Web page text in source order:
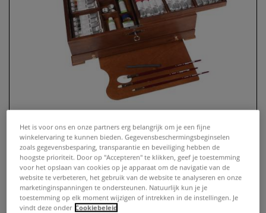
SCHMINCKE MUSSINI®
Edelhoutkist met olieverf
0 Beoordeling
Het is voor ons en onze partners erg belangrijk om je een fijne
winkelervaring te kunnen bieden. Gegevensbeschermingsbeginselen
zoals gegevensbesparing, transparantie en beveiliging hebben de
hoogste prioriteit. Door op "Accepteren" te klikken, geef je toestemming
voor het opslaan van cookies op je apparaat om de navigatie van de
website te verbeteren, het gebruik van de website te analyseren en onze
marketinginspanningen te ondersteunen. Natuurlijk kun je je
toestemming op elk moment wijzigen of intrekken in de instellingen. Je
vindt deze onder Cookiebeleid